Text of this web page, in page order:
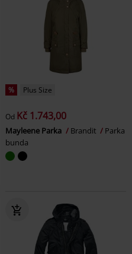
% Plus Size
Od Kč 1.743,00
Mayleene Parka Brandit
Parka
bunda